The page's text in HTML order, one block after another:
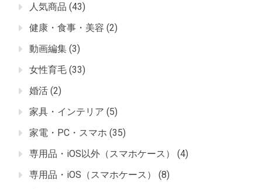
人気商品 (43)
健康・食事・美容 (2)
動画編集 (3)
女性育毛 (33)
婚活 (2)
家具・インテリア (5)
家電・PC・スマホ (35)
専用品・iOS以外（スマホケース）
(4)
専用品・iOS（スマホケース）
(8)